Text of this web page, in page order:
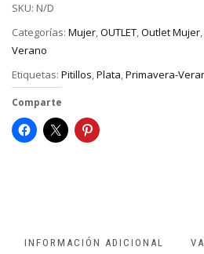
SKU: N/D
Categorías: Mujer,OUTLET,Outlet Mujer,
Verano
Etiquetas: Pitillos,Plata,Primavera-
Comparte
INFORMACIÓN ADICIONAL